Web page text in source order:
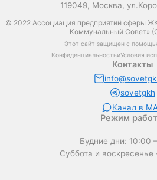
119049, Москва,
© 2022 Ассоциация предприятий сферы
Коммунальный Совет»
Этот сайт защищен с
КонфиденциальностьиУсловия
Контакты
sovetgkh
Канал в
Режим
Будние дни: 10:00
Суббота и